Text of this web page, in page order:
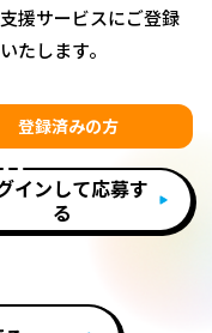
援サービスにご登録
たします。
登録済みの方
インして応募す
る